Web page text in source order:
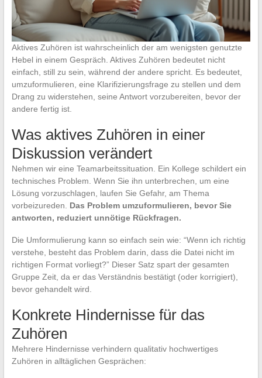
Aktives Zuhören ist wahrscheinlich der am wenigsten genutzte
Hebel in einem Gespräch. Aktives Zuhören bedeutet nicht
einfach, still zu sein, während der andere spricht. Es bedeutet,
umzuformulieren, eine Klarifizierungsfrage zu stellen und dem
Drang zu widerstehen, seine Antwort vorzubereiten, bevor der
andere fertig ist.
Was aktives Zuhören in einer
Diskussion verändert
Nehmen wir eine Teamarbeitssituation. Ein Kollege schildert ein
technisches Problem. Wenn Sie ihn unterbrechen, um eine
Lösung vorzuschlagen, laufen Sie Gefahr, am Thema
vorbeizureden. Das Problem umzuformulieren, bevor Sie
antworten, reduziert unnötige Rückfragen.
Die Umformulierung kann so einfach sein wie: “Wenn ich richtig
verstehe, besteht das Problem darin, dass die Datei nicht im
richtigen Format vorliegt?” Dieser Satz spart der gesamten
Gruppe Zeit, da er das Verständnis bestätigt (oder korrigiert),
bevor gehandelt wird.
Konkrete Hindernisse für das
Zuhören
Mehrere Hindernisse verhindern qualitativ hochwertiges
Zuhören in alltäglichen Gesprächen: